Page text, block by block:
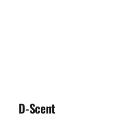
D-Scent